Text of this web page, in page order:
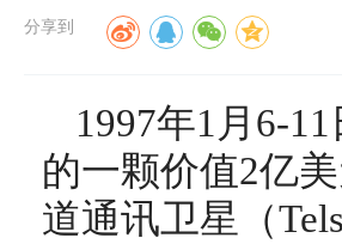
分享到
1997年1月6-
的一颗价值2亿
道通讯卫星（